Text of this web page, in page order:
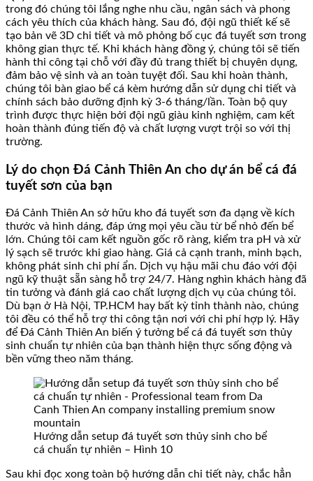
trong đó chúng tôi lắng nghe nhu cầu, ngân sách và phong
cách yêu thích của khách hàng. Sau đó, đội ngũ thiết kế sẽ
tạo bản vẽ 3D chi tiết và mô phỏng bố cục đá tuyết sơn trong
không gian thực tế. Khi khách hàng đồng ý, chúng tôi sẽ tiến
hành thi công tại chỗ với đầy đủ trang thiết bị chuyên dụng,
đảm bảo vệ sinh và an toàn tuyệt đối. Sau khi hoàn thành,
chúng tôi bàn giao bể cá kèm hướng dẫn sử dụng chi tiết và
chính sách bảo dưỡng định kỳ 3-6 tháng/lần. Toàn bộ quy
trình được thực hiện bởi đội ngũ giàu kinh nghiệm, cam kết
hoàn thành đúng tiến độ và chất lượng vượt trội so với thị
trường.
Lý do chọn Đá Cảnh Thiên An cho dự án bể cá đá
tuyết sơn của bạn
Đá Cảnh Thiên An sở hữu kho đá tuyết sơn đa dạng về kích
thước và hình dáng, đáp ứng mọi yêu cầu từ bể nhỏ đến bể
lớn. Chúng tôi cam kết nguồn gốc rõ ràng, kiểm tra pH và xử
lý sạch sẽ trước khi giao hàng. Giá cả cạnh tranh, minh bạch,
không phát sinh chi phí ẩn. Dịch vụ hậu mãi chu đáo với đội
ngũ kỹ thuật sẵn sàng hỗ trợ 24/7. Hàng nghìn khách hàng đã
tin tưởng và đánh giá cao chất lượng dịch vụ của chúng tôi.
Dù bạn ở Hà Nội, TP.HCM hay bất kỳ tỉnh thành nào, chúng
tôi đều có thể hỗ trợ thi công tận nơi với chi phí hợp lý. Hãy
để Đá Cảnh Thiên An biến ý tưởng bể cá đá tuyết sơn thủy
sinh chuẩn tự nhiên của bạn thành hiện thực sống động và
bền vững theo năm tháng.
Hướng dẫn setup đá tuyết sơn thủy sinh cho bể
cá chuẩn tự nhiên – Hình 10
Sau khi đọc xong toàn bộ hướng dẫn chi tiết này, chắc hẳn